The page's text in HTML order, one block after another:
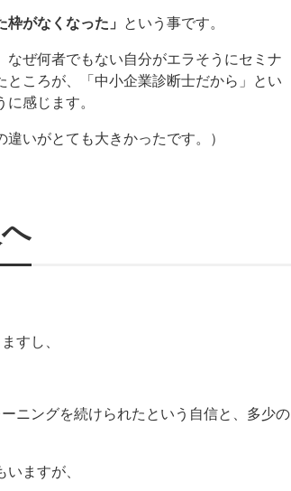
枠がなくなった」 という事です。
ぜ何者でもない自分がエラそうにセミナ
ころが、「中小企業診断士だから」とい
感じます。
いがとても大きかったです。）
すし、
ニングを続けられたという自信と、多少の
ますが、